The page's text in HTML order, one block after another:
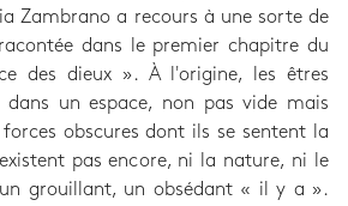
Zambrano a recours à une sorte de
dans le premier chapitre du
des dieux ». À l'origine, les êtres
dans un espace, non pas vide mais
obscures dont ils se sentent la
pas encore, ni la nature, ni le
grouillant, un obsédant « il y a ».